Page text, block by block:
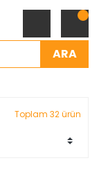
ARA
Toplam 32 ürün